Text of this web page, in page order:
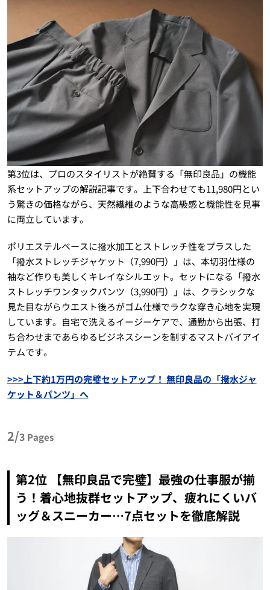
第3位は、プロのスタイリストが絶賛する「無印良品」の機能
系セットアップの解説記事です。上下合わせても11,980円とい
う驚きの価格ながら、天然繊維のような高級感と機能性を見事
に両立しています。
ポリエステルベースに撥水加工とストレッチ性をプラスした
「撥水ストレッチジャケット（7,990円）」は、本切羽仕様の
袖など作りも美しくキレイなシルエット。セットになる「撥水
ストレッチワンタックパンツ（3,990円）」は、クラシックな
見た目ながらウエスト後ろがゴム仕様でラクな穿き心地を実現
しています。自宅で洗えるイージーケアで、通勤から出張、打
ち合わせまであらゆるビジネスシーンを制するマストバイアイ
テムです。
>>>上下約1万円の完璧セットアップ！ 無印良品の「撥水ジャ
ケット＆パンツ」へ
2/3 Pages
第2位 【無印良品で完璧】最強の仕事服が揃
う！着心地抜群セットアップ、疲れにくいバ
ッグ＆スニーカー…7点セットを徹底解説